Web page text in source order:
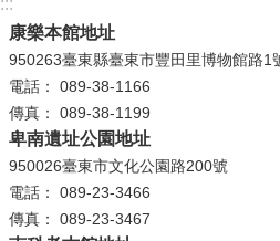
便
民
服
務
性
別
平
:::
康樂本館地址
950263臺東縣臺東市豐田里博物館路1
電話： 089-38-1166
傳真： 089-38-1199
卑南遺址公園地址
950026臺東市文化公園路200號
電話： 089-23-3466
傳真： 089-23-3467